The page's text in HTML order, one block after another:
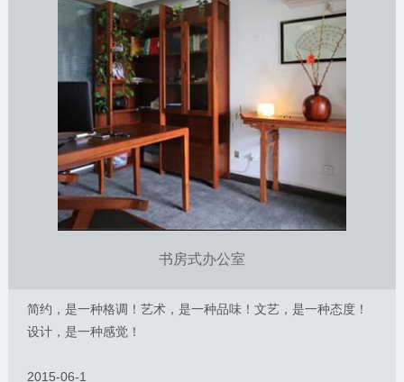
书房式办公室
简约，是一种格调！艺术，是一种品味！文艺，是一种态度！
设计，是一种感觉！
2015-06-1